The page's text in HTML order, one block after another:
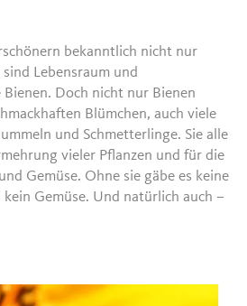
bekanntlich nicht nur
Lebensraum und
Doch nicht nur Bienen
Blümchen, auch viele
und Schmetterlinge. Sie alle
vieler Pflanzen und für die
Gemüse. Ohne sie gäbe es keine
Gemüse. Und natürlich auch –